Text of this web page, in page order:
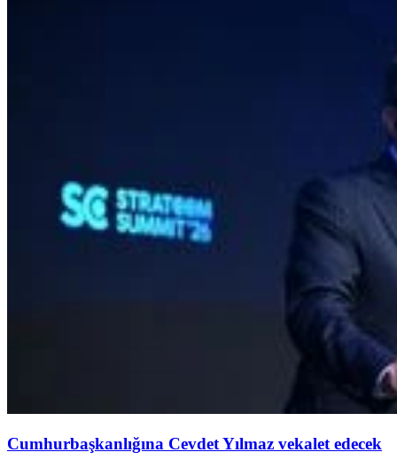
Cumhurbaşkanlığına Cevdet Yılmaz vekalet edecek